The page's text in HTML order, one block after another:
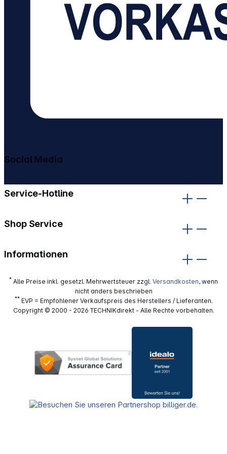
Service-Hotline
Shop Service
Informationen
Social Media
* Alle Preise inkl. gesetzl. Mehrwertsteuer zzgl. Versandkosten, wenn
nicht anders beschrieben
**EVP = Empfohlener Verkaufspreis des Herstellers / Lieferanten.
Copyright © 2000 - 2026 TECHNIKdirekt - Alle Rechte vorbehalten.